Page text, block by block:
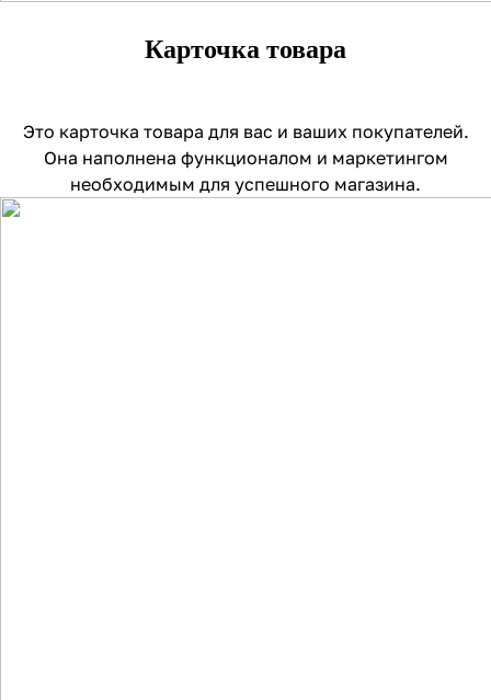
Карточка товара
Это карточка товара для вас и ваших покупателей.
Она наполнена функционалом и маркетингом
необходимым для успешного магазина.